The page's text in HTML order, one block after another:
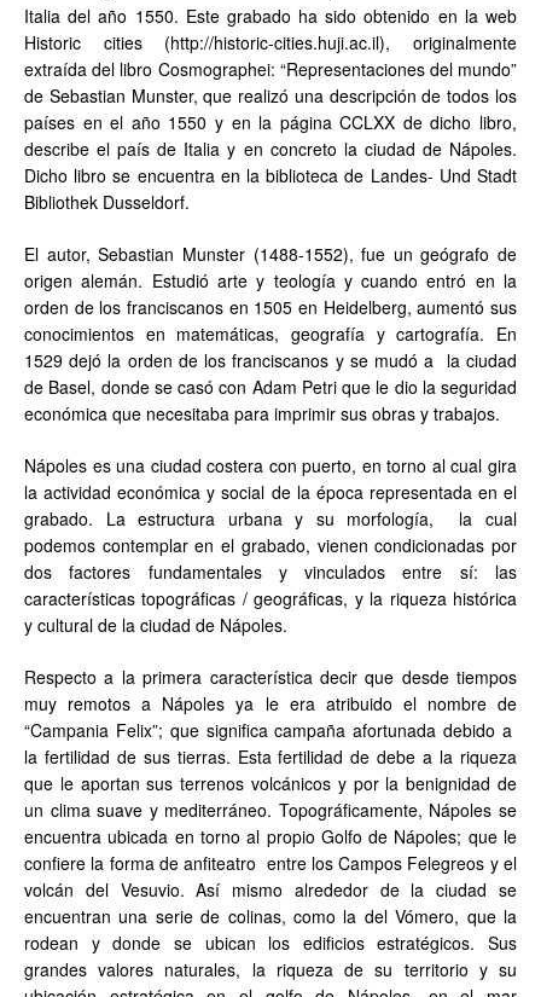
Italia del año 1550. Este grabado ha sido obtenido en la web
Historic cities (http://historic-cities.huji.ac.il), originalmente
extraída del libro Cosmographei: “Representaciones del mundo”
de Sebastian Munster, que realizó una descripción de todos los
países en el año 1550 y en la página CCLXX de dicho libro,
describe el país de Italia y en concreto la ciudad de Nápoles.
Dicho libro se encuentra en la biblioteca de Landes- Und Stadt
Bibliothek Dusseldorf.
El autor, Sebastian Munster (1488-1552), fue un geógrafo de
origen alemán. Estudió arte y teología y cuando entró en la
orden de los franciscanos en 1505 en Heidelberg, aumentó sus
conocimientos en matemáticas, geografía y cartografía. En
1529 dejó la orden de los franciscanos y se mudó a la ciudad
de Basel, donde se casó con Adam Petri que le dio la seguridad
económica que necesitaba para imprimir sus obras y trabajos.
Nápoles es una ciudad costera con puerto, en torno al cual gira
la actividad económica y social de la época representada en el
grabado. La estructura urbana y su morfología, la cual
podemos contemplar en el grabado, vienen condicionadas por
dos factores fundamentales y vinculados entre sí: las
características topográficas / geográficas, y la riqueza histórica
y cultural de la ciudad de Nápoles.
Respecto a la primera característica decir que desde tiempos
muy remotos a Nápoles ya le era atribuido el nombre de
“Campania Felix”; que significa campaña afortunada debido a
la fertilidad de sus tierras. Esta fertilidad de debe a la riqueza
que le aportan sus terrenos volcánicos y por la benignidad de
un clima suave y mediterráneo. Topográficamente, Nápoles se
encuentra ubicada en torno al propio Golfo de Nápoles; que le
confiere la forma de anfiteatro entre los Campos Felegreos y el
volcán del Vesuvio. Así mismo alrededor de la ciudad se
encuentran una serie de colinas, como la del Vómero, que la
rodean y donde se ubican los edificios estratégicos. Sus
grandes valores naturales, la riqueza de su territorio y su